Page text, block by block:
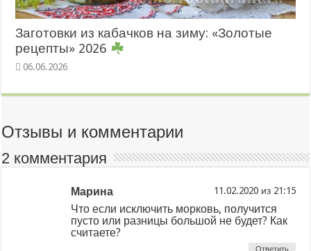
Заготовки из кабачков на зиму: «Золотые
рецепты» 2026
06.06.2026
Отзывы и комментарии
2 комментария
Марина из
Что если исключить морковь, получится
пусто или разницы большой не будет? Как
считаете?